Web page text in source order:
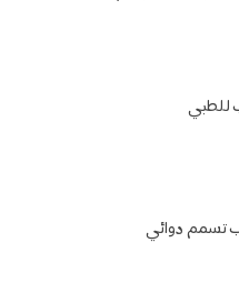
للطبي
تسمم دوائي